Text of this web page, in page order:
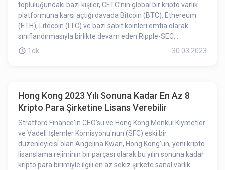
topluluğundaki bazı kişiler, CFTC’nin global bir kripto varlık
platformuna karşı açtığı davada Bitcoin (BTC), Ethereum
(ETH), Litecoin (LTC) ve bazı sabit koinleri emtia olarak
sınıflandırmasıyla birlikte devam eden Ripple-SEC
davasında, SEC tarafından iddia edildiği gibi XRP’nin de bir
1dk 30.03.2023
Hong Kong 2023 Yılı Sonuna Kadar En Az 8
Kripto Para Şirketine Lisans Verebilir
Stratford Finance'in CEO'su ve Hong Kong Menkul Kıymetler
ve Vadeli İşlemler Komisyonu'nun (SFC) eski bir
düzenleyicisi olan Angelina Kwan, Hong Kong'un, yeni kripto
lisanslama rejiminin bir parçası olarak bu yılın sonuna kadar
kripto para birimiyle ilgili en az sekiz şirkete sanal varlık